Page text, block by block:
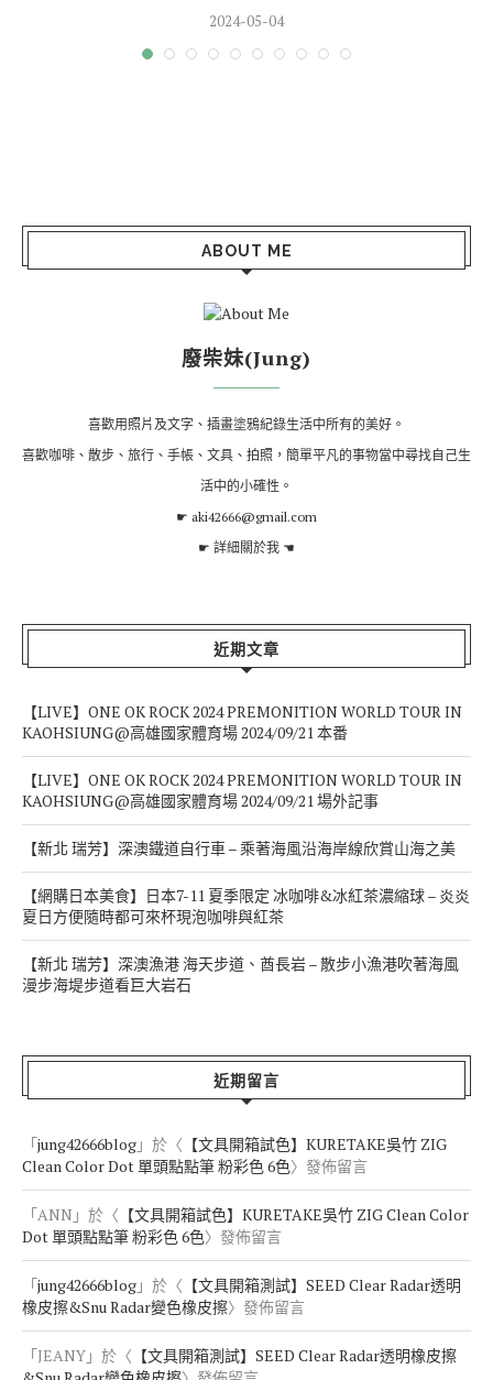
2024-05-04
ABOUT ME
廢柴妹(Jung)
喜歡用照片及文字、插畫塗鴉紀錄生活中所有的美好。
喜歡咖啡、散步、旅行、手帳、文具、拍照，簡單平凡的事物當中尋找自己生
活中的小確性。
☛ aki42666@gmail.com
☛ 詳細關於我 ☚
近期文章
【LIVE】ONE OK ROCK 2024 PREMONITION WORLD TOUR IN
KAOHSIUNG@高雄國家體育場 2024/09/21 本番
【LIVE】ONE OK ROCK 2024 PREMONITION WORLD TOUR IN
KAOHSIUNG@高雄國家體育場 2024/09/21 場外記事
【新北 瑞芳】深澳鐵道自行車 – 乘著海風沿海岸線欣賞山海之美
【網購日本美食】日本7-11 夏季限定 冰咖啡&冰紅茶濃縮球 – 炎炎
夏日方便隨時都可來杯現泡咖啡與紅茶
【新北 瑞芳】深澳漁港 海天步道、酋長岩 – 散步小漁港吹著海風
漫步海堤步道看巨大岩石
近期留言
「jung42666blog 」於〈 【文具開箱試色】KURETAKE吳竹 ZIG
Clean Color Dot 單頭點點筆 粉彩色 6色〉發佈留言
「ANN 」於〈 【文具開箱試色】KURETAKE吳竹 ZIG Clean Color
Dot 單頭點點筆 粉彩色 6色〉發佈留言
「jung42666blog 」於〈 【文具開箱測試】SEED Clear Radar透明
橡皮擦&Snu Radar變色橡皮擦〉發佈留言
「JEANY 」於〈 【文具開箱測試】SEED Clear Radar透明橡皮擦